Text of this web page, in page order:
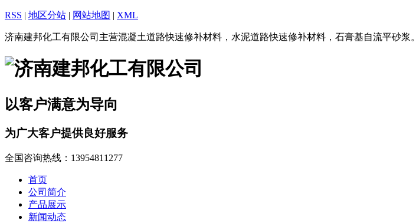
RSS | 地区分站 | 网站地图 | XML
济南建邦化工有限公司主营混凝土道路快速修补材料，水泥道路快速修补材料，石膏基自流平砂浆。
以客户满意为导向
为广大客户提供良好服务
全国咨询热线： 13954811277
首页
公司简介
产品展示
新闻动态